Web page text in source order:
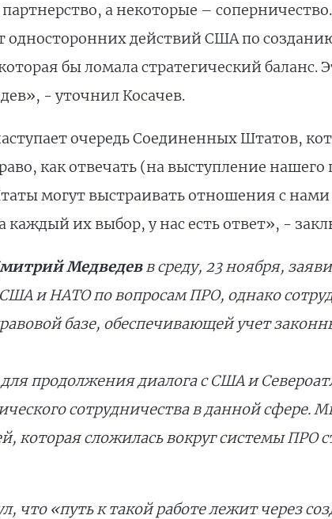
а некоторые –
действий США по
бы ломала стратегический баланс.
- уточнил Косачев.
очередь Соединенных Штатов,
как отвечать (на выступление нашего
могут выстраивать отношения с
их выбор, у нас есть ответ», -
Медведевв среду, 23 ноября,
США и НАТО по вопросам ПРО, однако
базе, обеспечивающей учет
продолжения диалога с США и
сотрудничества в данной сфере.
которая сложилась вокруг системы ПРО
что «путь к такой работе лежит через